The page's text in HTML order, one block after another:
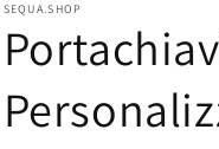
SEQUA.SHOP